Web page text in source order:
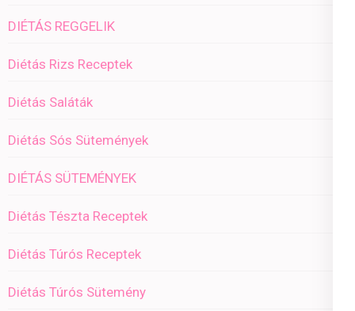
DIÉTÁS REGGELIK
Diétás Rizs Receptek
Diétás Saláták
Diétás Sós Sütemények
DIÉTÁS SÜTEMÉNYEK
Diétás Tészta Receptek
Diétás Túrós Receptek
Diétás Túrós Sütemény